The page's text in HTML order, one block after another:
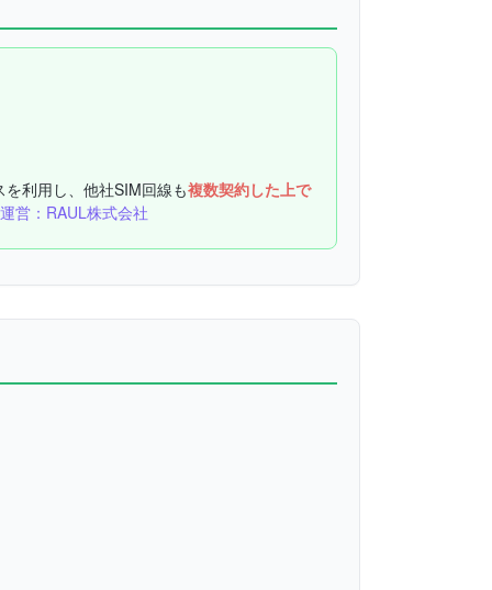
利用し、他社SIM回線も複数契約した上で
運営：RAUL株式会社